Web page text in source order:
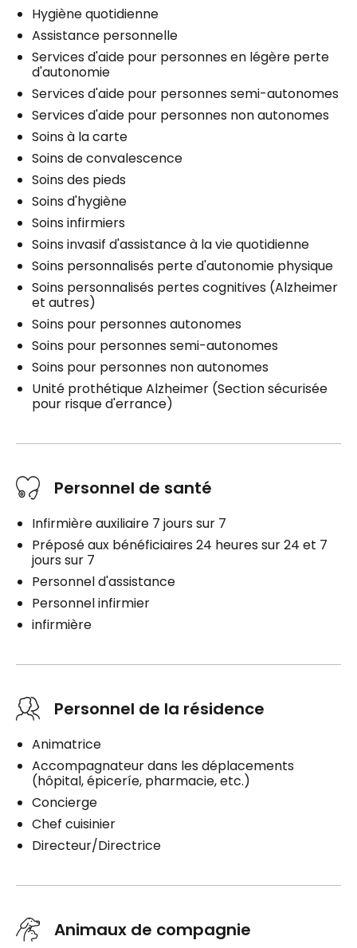
Hygiène quotidienne
Assistance personnelle
Services d'aide pour personnes en légère perte
d'autonomie
Services d'aide pour personnes semi-autonomes
Services d'aide pour personnes non autonomes
Soins à la carte
Soins de convalescence
Soins des pieds
Soins d'hygiène
Soins infirmiers
Soins invasif d'assistance à la vie quotidienne
Soins personnalisés perte d'autonomie physique
Soins personnalisés pertes cognitives (Alzheimer
et autres)
Soins pour personnes autonomes
Soins pour personnes semi-autonomes
Soins pour personnes non autonomes
Unité prothétique Alzheimer (Section sécurisée
pour risque d'errance)
Personnel de santé
Infirmière auxiliaire 7 jours sur 7
Préposé aux bénéficiaires 24 heures sur 24 et 7
jours sur 7
Personnel d'assistance
Personnel infirmier
infirmière
Personnel de la résidence
Animatrice
Accompagnateur dans les déplacements
(hôpital, épiceríe, pharmacie, etc.)
Concierge
Chef cuisinier
Directeur/Directrice
Animaux de compagnie